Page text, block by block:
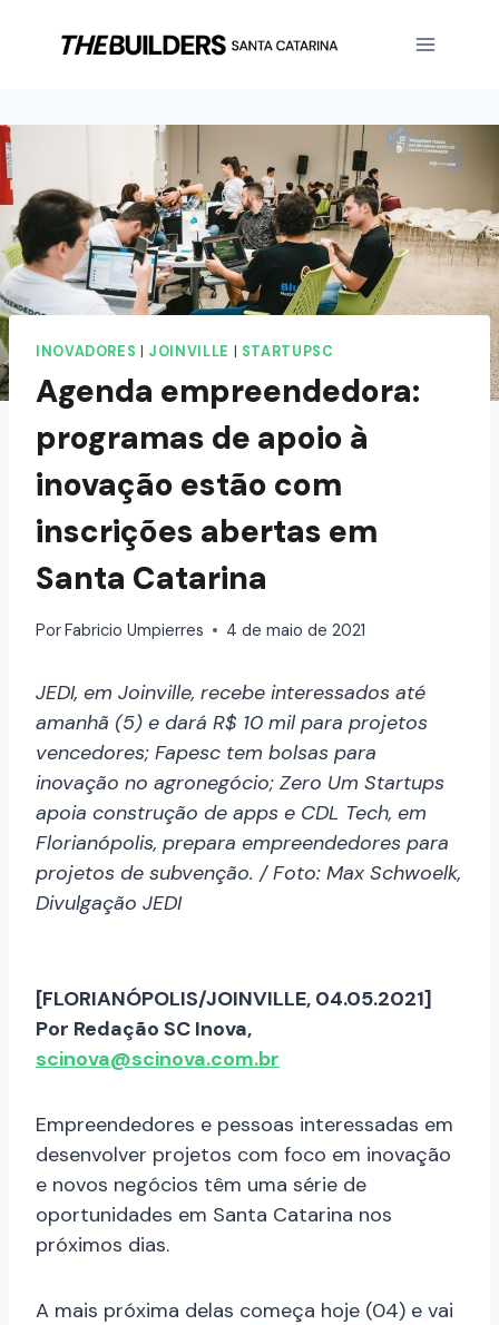
INOVADORES JOINVILLE STARTUPSC
Agenda empreendedora:
programas de apoio à
inovação estão com
inscrições abertas em
Santa Catarina
PorFabricio Umpierres 4 de maio de 2021
JEDI, em Joinville, recebe interessados até
amanhã (5) e dará R$ 10 mil para projetos
vencedores; Fapesc tem bolsas para
inovação no agronegócio; Zero Um Startups
apoia construção de apps e CDL Tech, em
Florianópolis, prepara empreendedores para
projetos de subvenção. / Foto: Max Schwoelk,
Divulgação JEDI
[FLORIANÓPOLIS/JOINVILLE, 04.05.2021]
Por Redação SC Inova,
scinova@scinova.com.br
Empreendedores e pessoas interessadas em
desenvolver projetos com foco em inovação
e novos negócios têm uma série de
oportunidades em Santa Catarina nos
próximos dias.
A mais próxima delas começa hoje (04) e vai